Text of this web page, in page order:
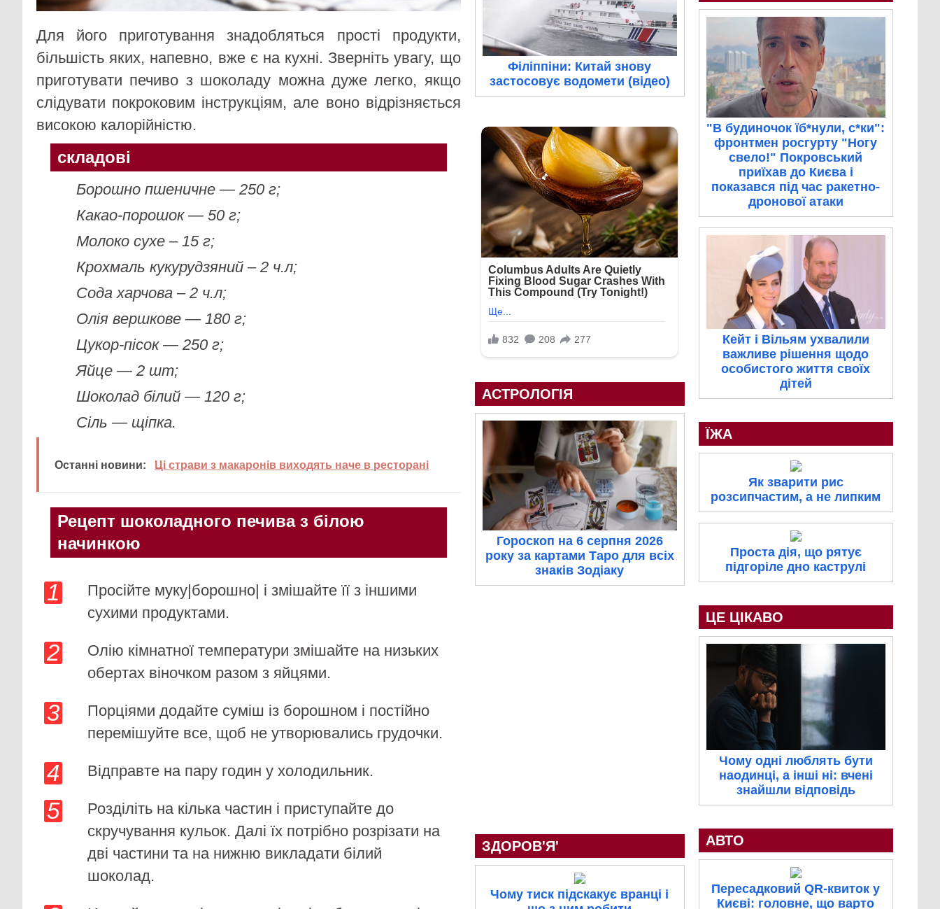
Для його приготування знадобляться прості продукти,
більшість яких, напевно, вже є на кухні. Зверніть увагу, що
приготувати печиво з шоколаду можна дуже легко, якщо
слідувати покроковим інструкціям, але воно відрізняється
високою калорійністю.
складові
Борошно пшеничне — 250 г;
Какао-порошок — 50 г;
Молоко сухе – 15 г;
Крохмаль кукурудзяний – 2 ч.л;
Сода харчова – 2 ч.л;
Олія вершкове — 180 г;
Цукор-пісок — 250 г;
Яйце — 2 шт;
Шоколад білий — 120 г;
Сіль — щіпка.
Останні новини: Ці страви з макаронів виходять наче в ресторані
Рецепт шоколадного печива з білою
начинкою
Просійте муку|борошно| і змішайте її з іншими
сухими продуктами.
Олію кімнатної температури змішайте на низьких
обертах віночком разом з яйцями.
Порціями додайте суміш із борошном і постійно
перемішуйте все, щоб не утворювались грудочки.
Відправте на пару годин у холодильник.
Розділіть на кілька частин і приступайте до
скручування кульок. Далі їх потрібно розрізати на
дві частини та на нижню викладати білий
шоколад.
Філіппіни: Китай знову
застосовує водомети (відео)
АСТРОЛОГІЯ
Гороскоп на 6 серпня 2026
року за картами Таро для всіх
знаків Зодіаку
ЗДОРОВ'Я'
Чому тиск підскакує вранці і
"В будиночок їб*нули, с*ки":
фронтмен росгурту "Ногу
свело!" Покровський
приїхав до Києва і
показався під час ракетно-
дронової атаки
Кейт і Вільям ухвалили
важливе рішення щодо
особистого життя своїх
дітей
ЇЖА
Як зварити рис
розсипчастим, а не липким
Проста дія, що рятує
підгоріле дно каструлі
ЦЕ ЦІКАВО
Чому одні люблять бути
наодинці, а інші ні: вчені
знайшли відповідь
АВТО
Пересадковий QR-квиток у
Києві: головне, що варто